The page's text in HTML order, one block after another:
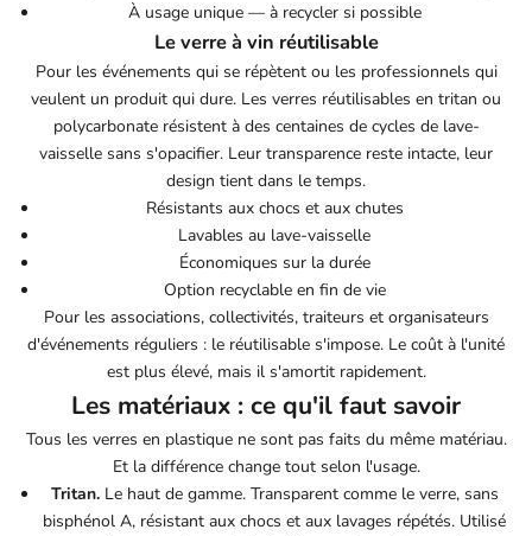
À usage unique — à recycler si possible
Le verre à vin réutilisable
Pour les événements qui se répètent ou les professionnels qui
veulent un produit qui dure. Les verres réutilisables en tritan ou
polycarbonate résistent à des centaines de cycles de lave-
vaisselle sans s'opacifier. Leur transparence reste intacte, leur
design tient dans le temps.
Résistants aux chocs et aux chutes
Lavables au lave-vaisselle
Économiques sur la durée
Option recyclable en fin de vie
Pour les associations, collectivités, traiteurs et organisateurs
d'événements réguliers : le réutilisable s'impose. Le coût à l'unité
est plus élevé, mais il s'amortit rapidement.
Les matériaux : ce qu'il faut savoir
Tous les verres en plastique ne sont pas faits du même matériau.
Et la différence change tout selon l'usage.
Tritan.Le haut de gamme. Transparent comme le verre, sans
bisphénol A, résistant aux chocs et aux lavages répétés. Utilisé